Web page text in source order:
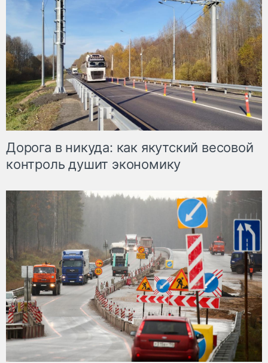
Дорога в никуда: как якутский весовой
контроль душит экономику